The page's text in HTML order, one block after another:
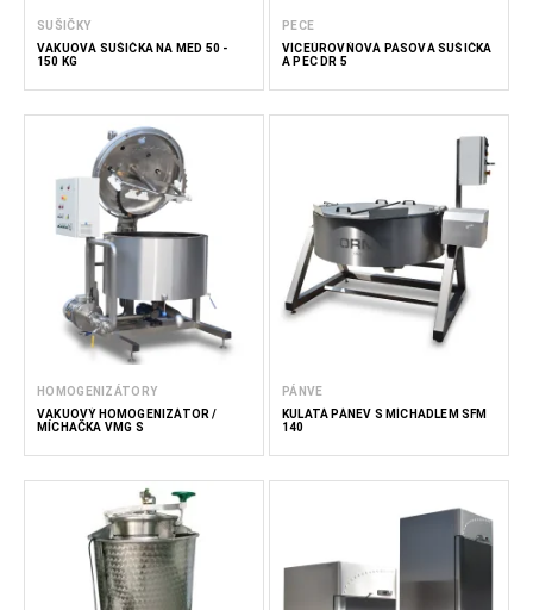
SUŠIČKY
VAKUOVÁ SUŠIČKA NA MED 50 -
150 KG
PECE
VÍCEÚROVŇOVÁ PÁSOVÁ SUŠIČKA
A PEC DR 5
HOMOGENIZÁTORY
VAKUOVÝ HOMOGENIZÁTOR /
MÍCHAČKA VMG S
PÁNVE
KULATÁ PÁNEV S MÍCHADLEM SFM
140